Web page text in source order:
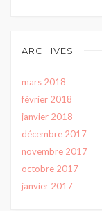
ARCHIVES
mars 2018
février 2018
janvier 2018
décembre 2017
novembre 2017
octobre 2017
janvier 2017